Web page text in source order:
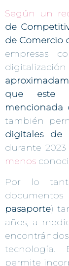
Según un
de
de Comercio
empresas
que este
mencionada
también
digitales de
durante 2023
menos
Por lo
pasaporte)
años, a
tecnología.
permite